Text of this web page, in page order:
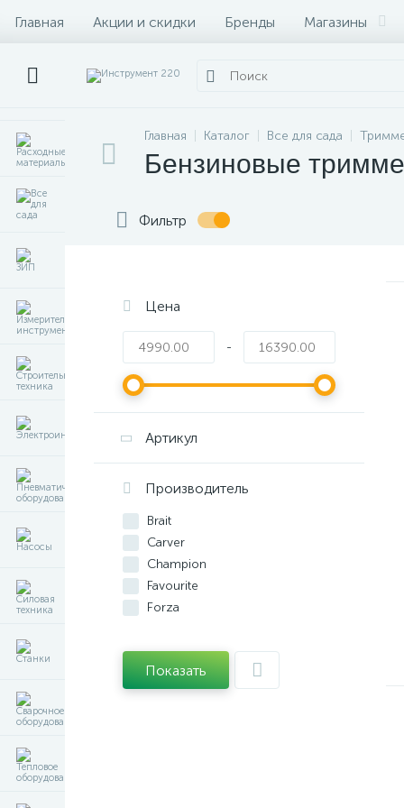
Главная Акции и скидки Бренды Магазины
Главная Каталог Все для сада
Бензиновые
Фильтр
Цена
-
Артикул
Производитель
Brait
Carver
Champion
Favourite
Forza
MaxPiler
P.I.T.
Range
Показать